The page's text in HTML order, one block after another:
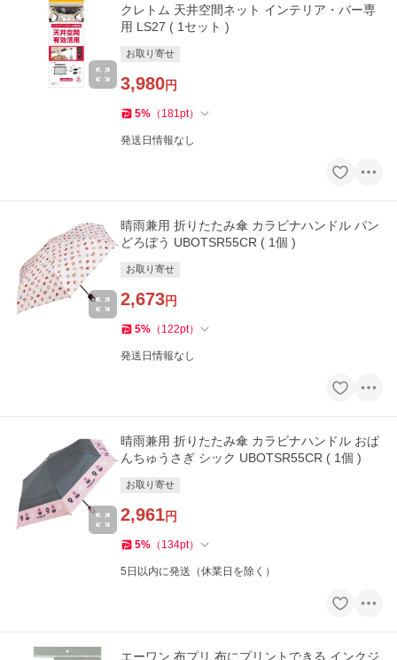
クレトム 天井空間ネット インテリア・バー専
用 LS27 ( 1セット )
お取り寄せ
3,980円
5% （ 181pt）
発送日情報なし
晴雨兼用 折りたたみ傘 カラビナハンドル パン
どろぼう UBOTSR55CR ( 1個 )
お取り寄せ
2,673円
5% （ 122pt）
発送日情報なし
晴雨兼用 折りたたみ傘 カラビナハンドル おぱ
んちゅうさぎ シック UBOTSR55CR ( 1個 )
お取り寄せ
2,961円
5% （ 134pt）
5日以内に発送（休業日を除く）
エーワン 布プリ 布にプリントできる インクジ